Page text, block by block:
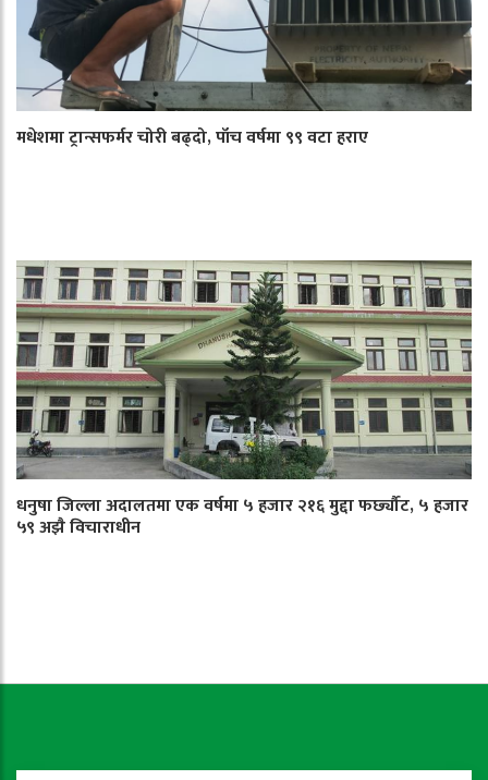
मधेशमा ट्रान्सफर्मर चोरी बढ्दो, पाँच वर्षमा ९९ वटा हराए
धनुषा जिल्ला अदालतमा एक वर्षमा ५ हजार २१६ मुद्दा फर्छ्यौट, ५ हजार
५९ अझै विचाराधीन